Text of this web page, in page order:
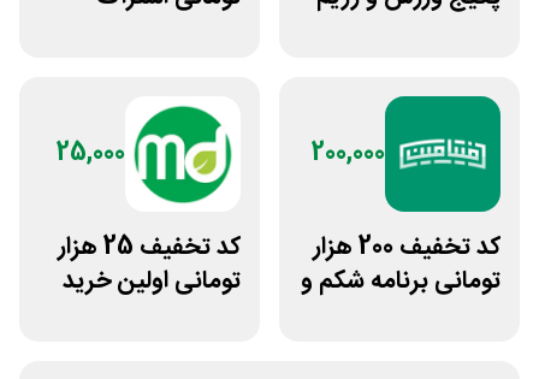
200,000
کد تخفیف 200 هزار
تومانی برنامه شکم و
25,000
کد تخفیف 25 هزار
تومانی اولین خرید